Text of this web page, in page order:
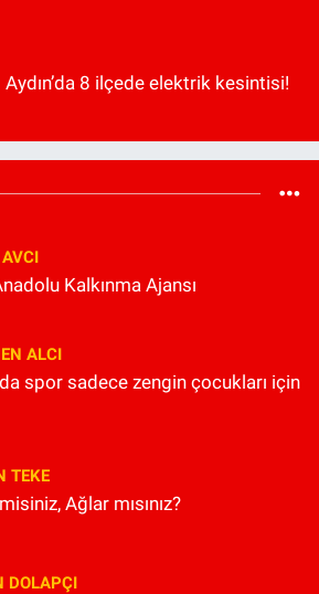
Aydın’da 8 ilçede elektrik kesintisi!
Kalkınma Ajansı
ALCI
spor sadece zengin çocukları için
TEKE
Ağlar mısınız?
DOLAPÇI